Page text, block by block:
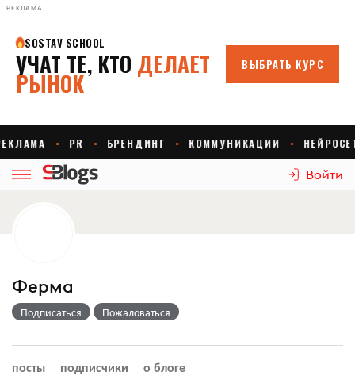
РЕКЛАМА
Войти
Ферма
Подписаться Пожаловаться
посты подписчики о блоге